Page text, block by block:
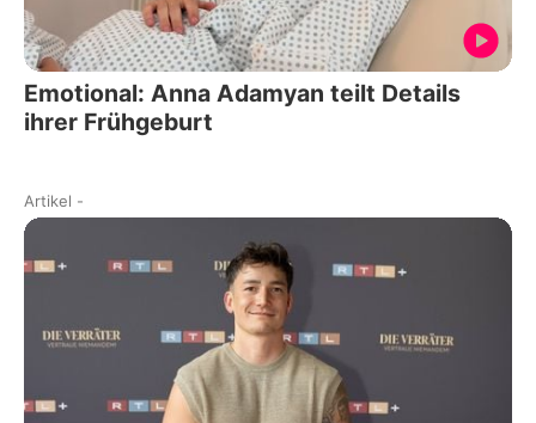
Emotional: Anna Adamyan teilt Details
ihrer Frühgeburt
Artikel -